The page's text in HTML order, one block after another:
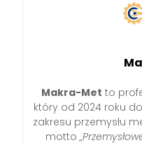
Makra-Met to
który od 2024 roku
zakresu przemysłu
motto